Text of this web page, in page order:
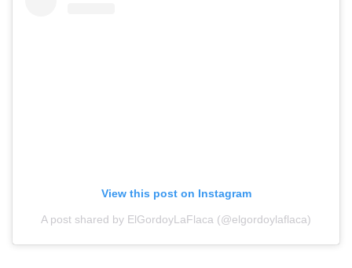
View this post on Instagram
A post shared by ElGordoyLaFlaca (@elgordoylaflaca)